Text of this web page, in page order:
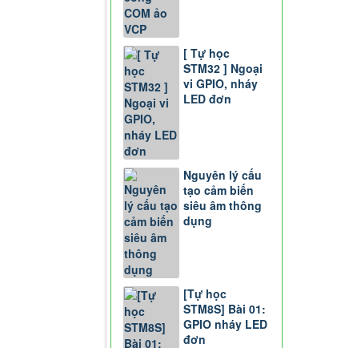
[ Tự học
STM32 ] Ngoại
vi GPIO, nháy
LED đơn
Nguyên lý cấu
tạo cảm biến
siêu âm thông
dụng
[Tự học
STM8S] Bài 01:
GPIO nháy LED
đơn